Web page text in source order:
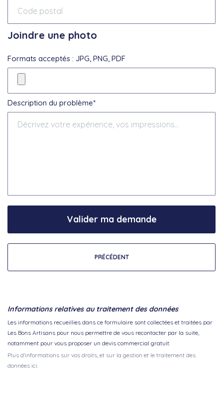
Joindre une photo
Formats acceptés : JPG, PNG, PDF
Description du problème*
PRÉCÉDENT
Valider ma demande
Informations relatives au traitement des données
Les informations recueillies dans ce formulaire sont collectées et traitées par
Les Bons Artisans pour nous permettre de vous recontacter par la suite,
notamment pour vous proposer un devis commercial gratuit.
Plus d'informations sur vos droits, et sur la gestion et le traitement des
données ici.